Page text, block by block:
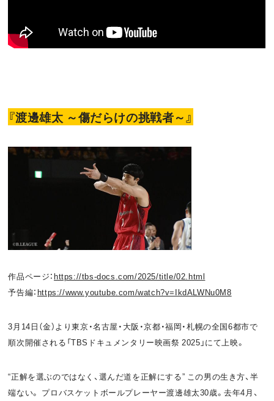
『渡邊雄太 ～傷だらけの挑戦者～』
作品ページ： https://tbs-docs.com/2025/title/02.html
予告編： https://www.youtube.com/watch?v=IkdALWNu0M8
3月14日（金）より東京・名古屋・大阪・京都・福岡・札幌の全国6都市で
順次開催される「TBSドキュメンタリー映画祭 2025」にて上映。
“正解を選ぶのではなく、選んだ道を正解にする” この男の生き方、半
端ない。 プロバスケットボールプレーヤー渡邊雄太30歳。去年4月、